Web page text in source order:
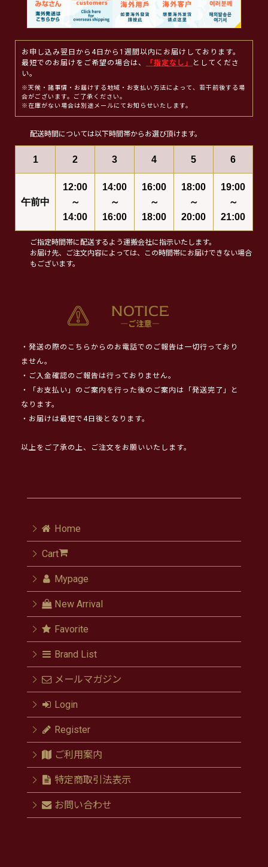
お申し込み翌日から4日から1週間以内にお届けしております。
最短でのお届けをご希望の場合は、
「指定なし」
としてくださ
い。
※天候・諸事情・お届けする地域・お支払い方法によって、若干前後する場
合がございます。ご了承ください。
※在庫がない場合は別途メールにてお知らせいたします。
配送時間については以下時間帯からお選び頂けます。
1 2 3 4 5 6
午前中
12:00
～
14:00
14:00
～
16:00
16:00
～
18:00
18:00
～
20:00
19:00
～
21:00
ご指定時間帯に配送するよう運搬会社に指示いたします。
お届け先、ご注文内容によっては、この時間帯にお届けできない場合
もございます。
・発送の際のこちらからのお電話でのご報告は一切行っており
ません。
・ご入金確認のご報告は行っておりません。
・「お支払い」のご案内を行った後のご案内は「発送完了」と
なります。
・お届けは最短で4日後となります。
以上をご了承の上、ご注文をお願いいたします。
Home
Cart
Mypage
New Arrival
Favorite
Brand List
メールマガジン
Login
Register
ご利用案内
特定商取引法表示
お問い合わせ